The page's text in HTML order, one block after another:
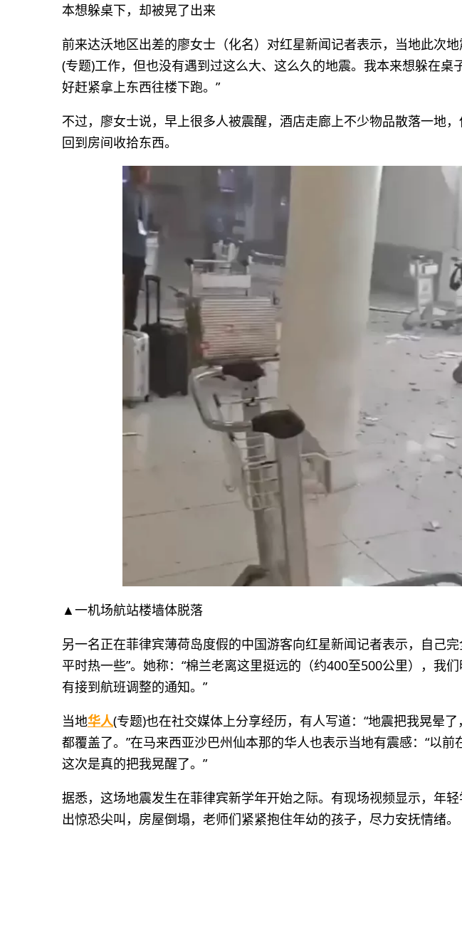
本想躲桌下，却被晃了出来
前来达沃地区出差的廖女士（化名）对红星新闻记者表示，当地此次
(专题)工作，但也没有遇到过这么大、这么久的地震。我本来想躲在桌
好赶紧拿上东西往楼下跑。”
不过，廖女士说，早上很多人被震醒，酒店走廊上不少物品散落一地
回到房间收拾东西。
▲一机场航站楼墙体脱落
另一名正在菲律宾薄荷岛度假的中国游客向红星新闻记者表示，自己
平时热一些”。她称：“棉兰老离这里挺远的（约400至500公里），我
有接到航班调整的通知。”
当地华人(专题)也在社交媒体上分享经历，有人写道：“地震把我晃晕
都覆盖了。”在马来西亚沙巴州仙本那的华人也表示当地有震感：“以前
这次是真的把我晃醒了。”
据悉，这场地震发生在菲律宾新学年开始之际。有现场视频显示，年
出惊恐尖叫，房屋倒塌，老师们紧紧抱住年幼的孩子，尽力安抚情绪。